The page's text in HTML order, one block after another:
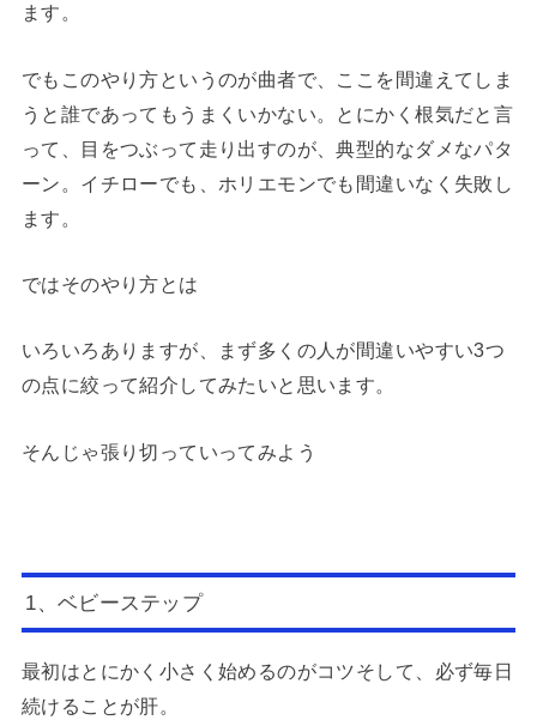
ます。
でもこのやり方というのが曲者で、ここを間違えてしま
うと誰であってもうまくいかない。とにかく根気だと言
って、目をつぶって走り出すのが、典型的なダメなパタ
ーン。イチローでも、ホリエモンでも間違いなく失敗し
ます。
ではそのやり方とは
いろいろありますが、まず多くの人が間違いやすい3つ
の点に絞って紹介してみたいと思います。
そんじゃ張り切っていってみよう
1、ベビーステップ
最初はとにかく小さく始めるのがコツそして、必ず毎日
続けることが肝。